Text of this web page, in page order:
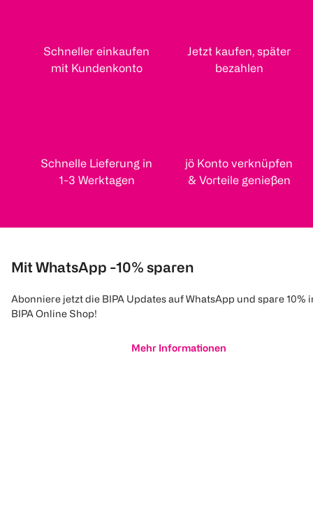
Schneller einkaufen
mit Kundenkonto
Jetzt kaufen, später
bezahlen
Schnelle Lieferung in
1-3 Werktagen
jö Konto verknüpfen
& Vorteile genießen
Mit WhatsApp -10% sparen
Abonniere jetzt die BIPA Updates auf WhatsApp und spare 10%
BIPA Online Shop!
Mehr Informationen